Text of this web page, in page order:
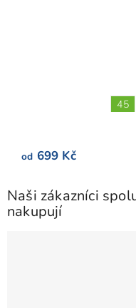
od 699 Kč
45
Naši zákazníci
nakupují